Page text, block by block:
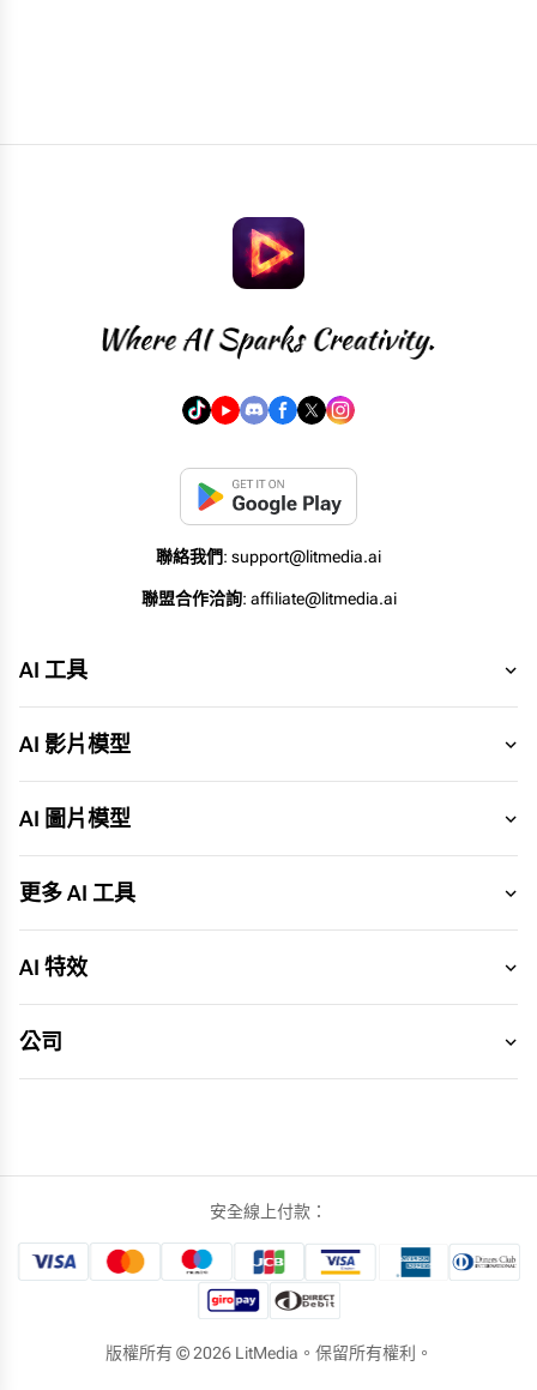
聯絡我們: support@litmedia.ai
聯盟合作洽詢: affiliate@litmedia.ai
AI 工具
AI 影片模型
AI 圖片模型
更多 AI 工具
AI 特效
公司
安全線上付款：
版權所有 ©2026LitMedia。保留所有權利。